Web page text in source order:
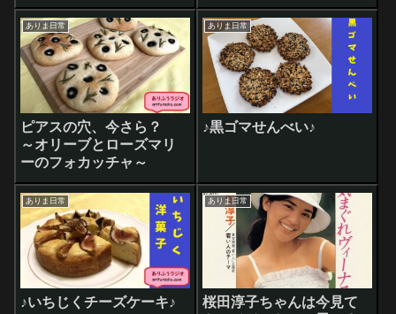
ありま日常
ピアスの穴、今さら？
～オリーブとローズマリ
ーのフォカッチャ～
ありま日常
♪黒ゴマせんべい♪
ありま日常
♪いちじくチーズケーキ♪
ありま日常
桜田淳子ちゃんは今見て